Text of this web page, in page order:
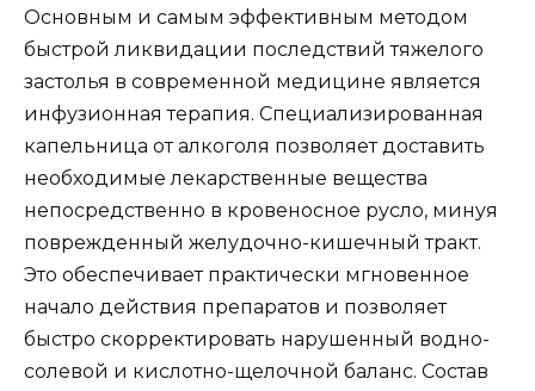
Основным и самым эффективным методом
быстрой ликвидации последствий тяжелого
застолья в современной медицине является
инфузионная терапия. Специализированная
капельница от алкоголя позволяет доставить
необходимые лекарственные вещества
непосредственно в кровеносное русло, минуя
поврежденный желудочно-кишечный тракт.
Это обеспечивает практически мгновенное
начало действия препаратов и позволяет
быстро скорректировать нарушенный водно-
солевой и кислотно-щелочной баланс. Состав